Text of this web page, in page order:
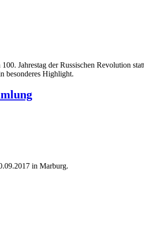
Jahrestag der Russischen Revolution
besonderes Highlight.
in Marburg.